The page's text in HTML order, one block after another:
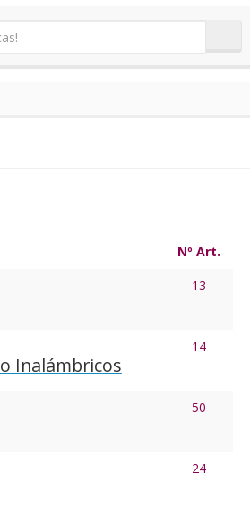
Nº Art.
13
Inalámbricos
14
50
24